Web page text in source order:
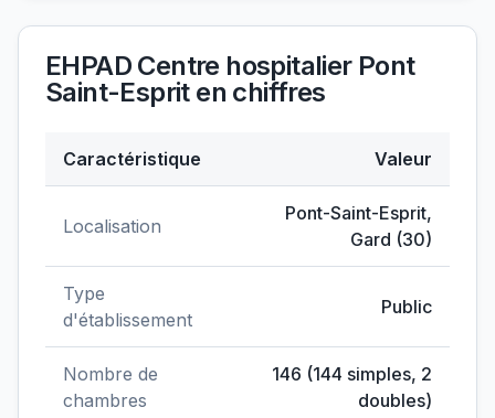
EHPAD Centre hospitalier Pont
Saint-Espriten chiffres
Caractéristique Valeur
Localisation
Pont-Saint-Esprit,
Gard (30)
Type
d'établissement
Public
Nombre de
chambres
146 (144 simples, 2
doubles)